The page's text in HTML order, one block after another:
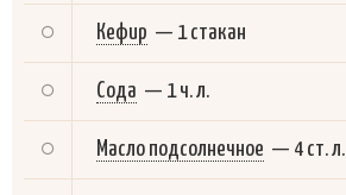
Кефир — 1 стакан
Сода — 1 ч. л.
Масло подсолнечное — 4 ст. л.